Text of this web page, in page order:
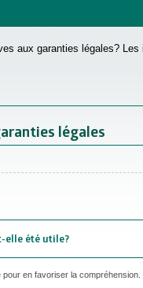
aux garanties légales?
légales
elle été utile?
en favoriser la